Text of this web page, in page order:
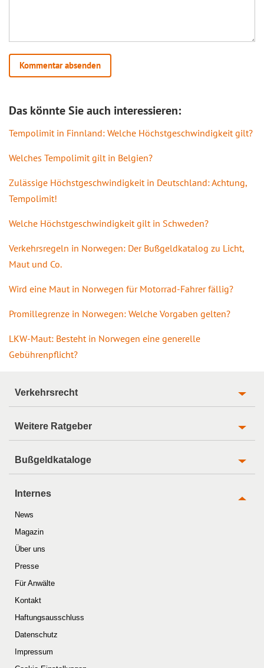
Das könnte Sie auch interessieren:
Tempolimit in Finnland: Welche Höchstgeschwindigkeit gilt?
Welches Tempolimit gilt in Belgien?
Zulässige Höchstgeschwindigkeit in Deutschland: Achtung,
Tempolimit!
Welche Höchstgeschwindigkeit gilt in Schweden?
Verkehrsregeln in Norwegen: Der Bußgeldkatalog zu Licht,
Maut und Co.
Wird eine Maut in Norwegen für Motorrad-Fahrer fällig?
Promillegrenze in Norwegen: Welche Vorgaben gelten?
LKW-Maut: Besteht in Norwegen eine generelle
Gebührenpflicht?
Verkehrsrecht
Weitere Ratgeber
Bußgeldkataloge
Internes
News
Magazin
Über uns
Presse
Für Anwälte
Kontakt
Haftungsausschluss
Datenschutz
Impressum